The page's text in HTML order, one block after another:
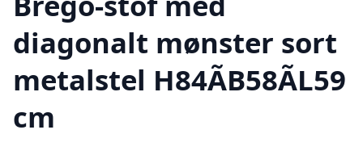
diagonalt mønster sort
metalstel H84ÃB58ÃL59
cm